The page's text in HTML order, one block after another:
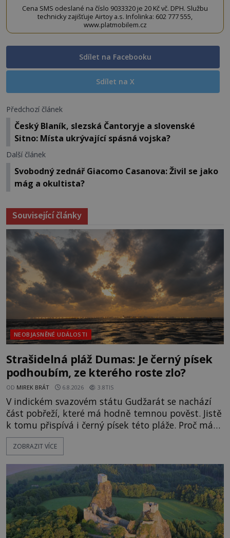
Cena SMS odeslané na číslo 9033320 je 20 Kč vč. DPH. Službu
technicky zajišťuje Airtoy a.s. Infolinka: 602 777 555,
www.platmobilem.cz
Sdílet na Facebooku
Sdílet na X
Předchozí článek
Český Blaník, slezská Čantoryje a slovenské
Sitno: Místa ukrývající spásná vojska?
Další článek
Svobodný zednář Giacomo Casanova: Živil se jako
mág a okultista?
Související články
NEOBJASNĚNÉ UDÁLOSTI
Strašidelná pláž Dumas: Je černý písek
podhoubím, ze kterého roste zlo?
OD MIREK BRÁT 6.8.2026 3.8TIS
V indickém svazovém státu Gudžarát se nachází
část pobřeží, které má hodně temnou pověst. Jistě
k tomu přispívá i černý písek této pláže. Proč má
pláž takové netypické zbarvení? Nakolik jsou
pravdivé historky, že zde došlo k nevysvětlitelným
následovat. Vstupujeme na pláž Dumas ve městě
Surat. Gu
ZOBRAZIT VÍCE